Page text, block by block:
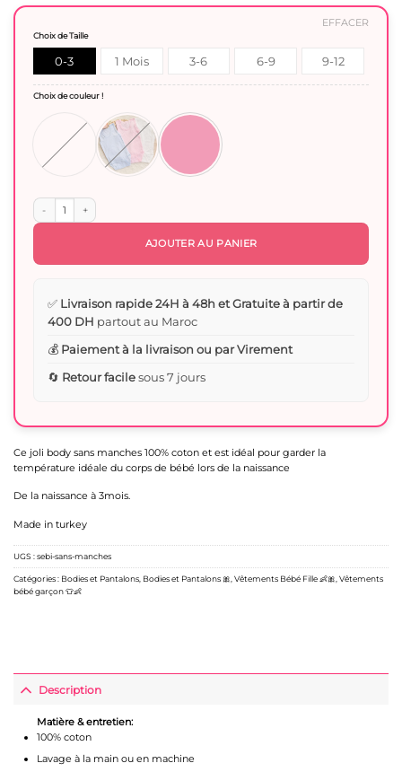
était :
70 Dhs.
Ce joli body sans manches 100% coton et est idéal pour garder la
température idéale du corps de bébé lors de la naissance
De la naissance à 3mois.
Made in turkey
Choix de Taille
0-3
Mois
1 Mois
3-6
mois
6-9
Mois
9-12
Mois
Choix de couleur !
EFFACER
quantité de Body bébé sans manches coton biologique
AJOUTER AU PANIER
✅ Livraison rapide 24H à 48h et Gratuite à partir de
400 DH partout au Maroc
💰 Paiement à la livraison ou par Virement
🔄 Retour facilesous 7 jours
UGS :sebi-sans-manches
Catégories : Bodies et Pantalons Bodies et Pantalons 🎀 Vêtements Bébé Fille 👶🎀 Vêtements
bébé garçon 👕👶
Description
Matière & entretien:
100% coton
Lavage à la main ou en machine